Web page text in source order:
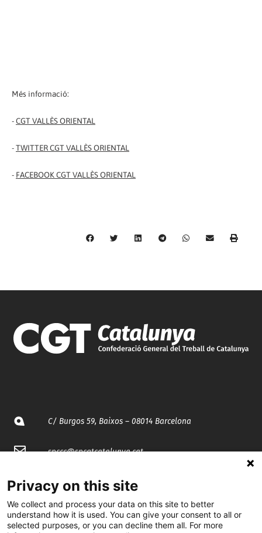
Més informació:
-CGT VALLÈS ORIENTAL
-TWITTER CGT VALLÈS ORIENTAL
- FACEBOOK CGT VALLÈS ORIENTAL
C/ Burgos 59, Baixos – 08014 Barcelona
spccc@spcgtcatalunya.cat
@CGTCatalunya
Privacy on this site
We collect and process your data on this site to better
understand how it is used. You can give your consent to all or
selected purposes, or you can decline them all. For more